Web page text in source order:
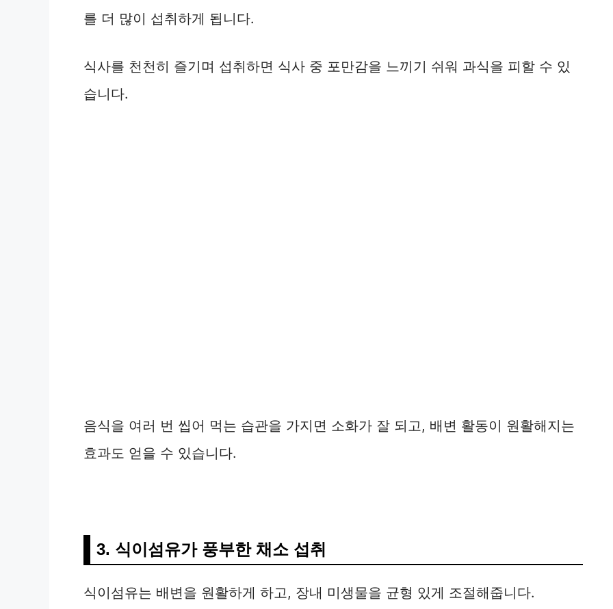
를 더 많이 섭취하게 됩니다.
식사를 천천히 즐기며 섭취하면 식사 중 포만감을 느끼기 쉬워 과식을 피할 수 있
습니다.
음식을 여러 번 씹어 먹는 습관을 가지면 소화가 잘 되고, 배변 활동이 원활해지는
효과도 얻을 수 있습니다.
3. 식이섬유가 풍부한 채소 섭취
식이섬유는 배변을 원활하게 하고, 장내 미생물을 균형 있게 조절해줍니다.